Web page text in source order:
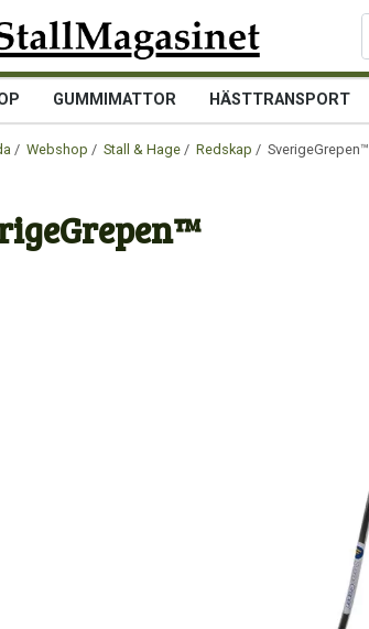
GUMMIMATTOR HÄSTTRANSPORT
/ Webshop / Stall & Hage / Redskap / SverigeGrepen™